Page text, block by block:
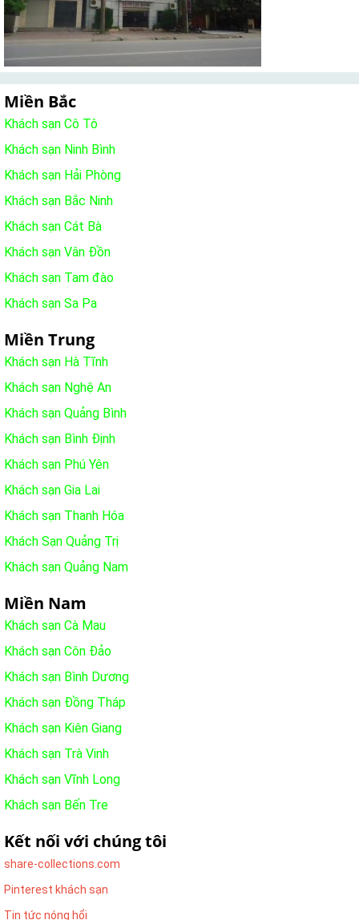
Miền Bắc
Khách sạn Cô Tô
Khách sạn Ninh Bình
Khách sạn Hải Phòng
Khách sạn Bắc Ninh
Khách sạn Cát Bà
Khách sạn Vân Đồn
Khách sạn Tam đào
Khách sạn Sa Pa
Miền Trung
Khách sạn Hà Tĩnh
Khách sạn Nghệ An
Khách sạn Quảng Bình
Khách sạn Bình Định
Khách sạn Phú Yên
Khách sạn Gia Lai
Khách sạn Thanh Hóa
Khách Sạn Quảng Trị
Khách sạn Quảng Nam
Miền Nam
Khách sạn Cà Mau
Khách sạn Côn Đảo
Khách sạn Bình Dương
Khách sạn Đồng Tháp
Khách sạn Kiên Giang
Khách sạn Trà Vinh
Khách sạn Vĩnh Long
Khách sạn Bến Tre
Kết nối với chúng tôi
share-collections.com
Pinterest khách sạn
Tin tức nóng hổi